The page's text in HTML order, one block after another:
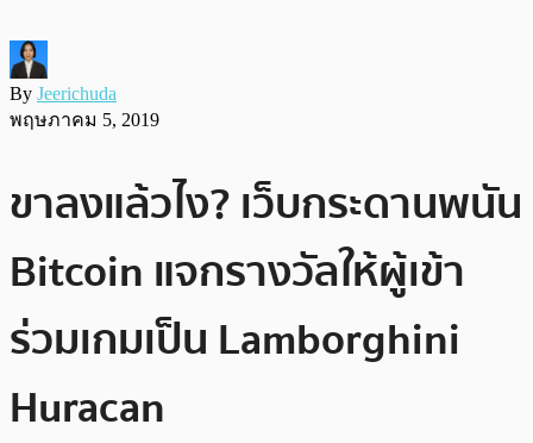
By Jeerichuda
พฤษภาคม 5, 2019
ขาลงแล้วไง? เว็บกระดานพนัน
Bitcoin แจกรางวัลให้ผู้เข้า
ร่วมเกมเป็น Lamborghini
Huracan